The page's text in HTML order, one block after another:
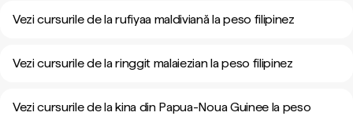
Vezi cursurile de la rufiyaa maldiviană la peso filipinez
Vezi cursurile de la ringgit malaiezian la peso filipinez
Vezi cursurile de la kina din Papua-Noua Guinee la peso